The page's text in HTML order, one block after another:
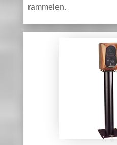
rammelen.